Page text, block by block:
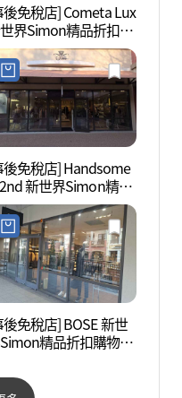
後免稅店] Cometa Lux
界Simon精品折扣購
心坡州店(코메타엘
신세계사이먼프리
아울렛 파주점)
後免稅店] Handsome
新世界Simon精品
購物中心坡州店(오
컨 신세계사이먼프
엄아울렛 파주점)
後免稅店] BOSE 新世
精品折扣購物中
프리미엄아울렛 파